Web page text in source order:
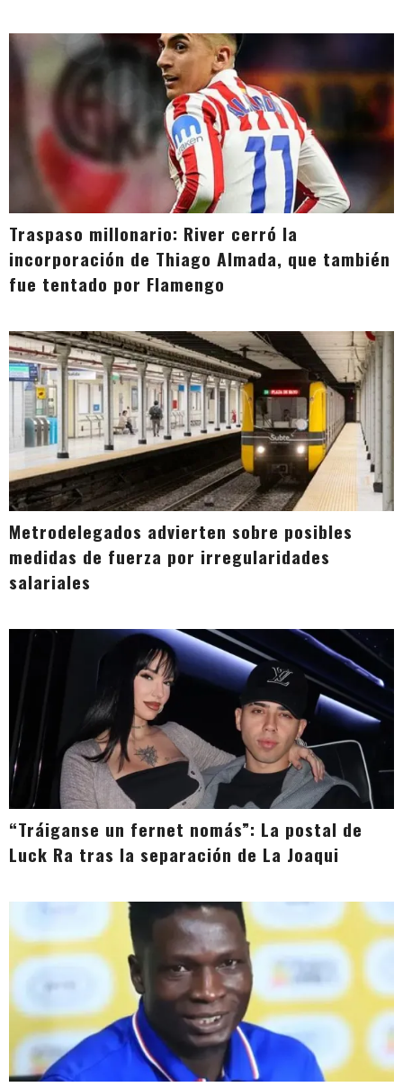
Traspaso millonario: River cerró la
incorporación de Thiago Almada, que también
fue tentado por Flamengo
Metrodelegados advierten sobre posibles
medidas de fuerza por irregularidades
salariales
“Tráiganse un fernet nomás”: La postal de
Luck Ra tras la separación de La Joaqui